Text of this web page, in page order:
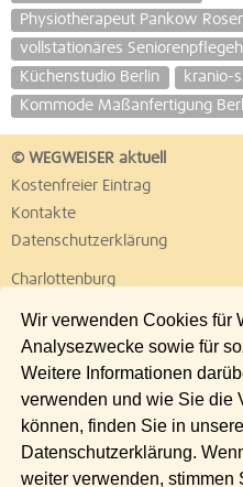
Wir verwenden Cookies für
Analysezwecke sowie für
Weitere Informationen
verwenden und wie Sie die
können, finden Sie in
Datenschutzerklärung.
weiter verwenden, stimmen
Physiotherapeut Pankow
vollstationäres
Küchenstudio Berlin
kranio-
Kommode Maßanfertigung
© WEGWEISER aktuell
Kostenfreier Eintrag
Kontakte
Datenschutzerklärung
Charlottenburg
Lichtenberg
Pankow
Reinickendorf
Spandau